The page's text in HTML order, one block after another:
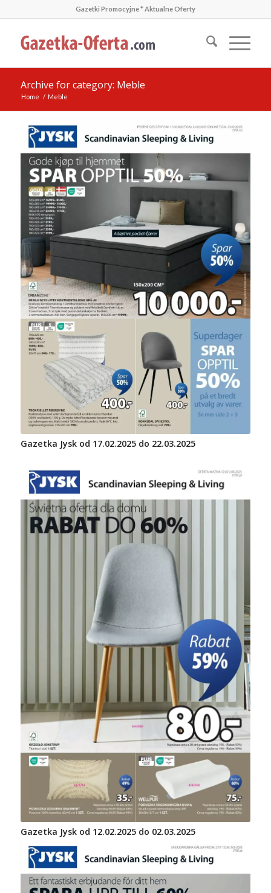
Gazetki Promocyjne * Aktualne Oferty
Archive for category: Meble
Home / Meble
Gazetka Jysk od 17.02.2025 do 22.03.2025
Gazetka Jysk od 12.02.2025 do 02.03.2025